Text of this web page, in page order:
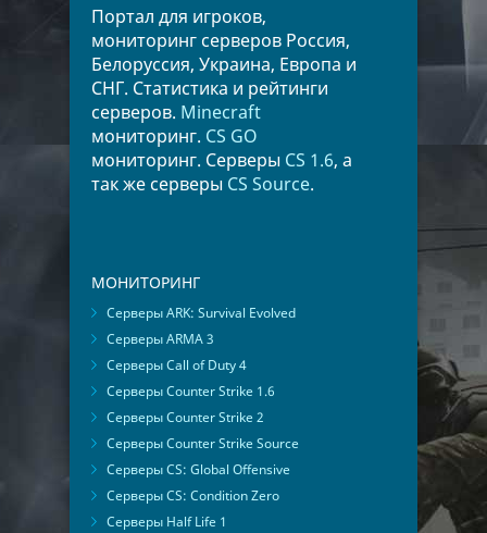
Портал для игроков,
мониторинг серверов Россия,
Белоруссия, Украина, Европа и
СНГ. Статистика и рейтинги
серверов. Minecraft
мониторинг. CS GO
мониторинг. Серверы CS 1.6, а
так же серверы CS Source.
МОНИТОРИНГ
Серверы ARK: Survival Evolved
Серверы ARMA 3
Серверы Call of Duty 4
Серверы Counter Strike 1.6
Серверы Counter Strike 2
Серверы Counter Strike Source
Серверы CS: Global Offensive
Серверы CS: Condition Zero
Серверы Half Life 1